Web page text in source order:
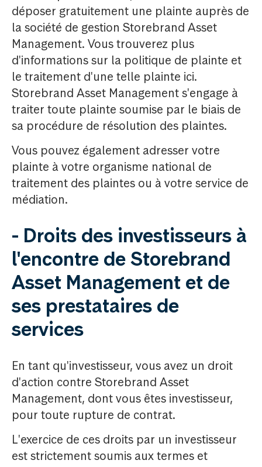
déposer gratuitement une plainte auprès de
la société de gestion Storebrand Asset
Management. Vous trouverez plus
d'informations sur la politique de plainte et
le traitement d'une telle plainte ici.
Storebrand Asset Management s'engage à
traiter toute plainte soumise par le biais de
sa procédure de résolution des plaintes.
Vous pouvez également adresser votre
plainte à votre organisme national de
traitement des plaintes ou à votre service de
médiation.
- Droits des investisseurs à
l'encontre de Storebrand
Asset Management et de
ses prestataires de
services
En tant qu'investisseur, vous avez un droit
d'action contre Storebrand Asset
Management, dont vous êtes investisseur,
pour toute rupture de contrat.
L'exercice de ces droits par un investisseur
est strictement soumis aux termes et